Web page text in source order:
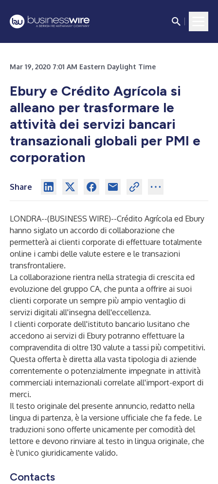
Mar 19, 2020 7:01 AM Eastern Daylight Time
Ebury e Crédito Agrícola si
alleano per trasformare le
attività dei servizi bancari
transazionali globali per PMI e
corporation
Share
LONDRA--(BUSINESS WIRE)--Crédito Agrícola ed Ebury
hanno siglato un accordo di collaborazione che
permetterà ai clienti corporate di effettuare totalmente
online i cambi delle valute estere e le transazioni
transfrontaliere.
La collaborazione rientra nella strategia di crescita ed
evoluzione del gruppo CA, che punta a offrire ai suoi
clienti corporate un sempre più ampio ventaglio di
servizi digitali all'insegna dell'eccellenza.
I clienti corporate dell'istituto bancario lusitano che
accedono ai servizi di Ebury potranno effettuare la
compravendita di oltre 130 valute a tassi più competitivi.
Questa offerta è diretta alla vasta tipologia di aziende
correntemente o potenzialmente impegnate in attività
commerciali internazionali correlate all'import-export di
merci.
Il testo originale del presente annuncio, redatto nella
lingua di partenza, è la versione ufficiale che fa fede. Le
traduzioni sono offerte unicamente per comodità del
lettore e devono rinviare al testo in lingua originale, che
è l'unico giuridicamente valido.
Contacts